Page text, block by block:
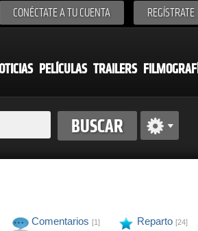
CONÉCTATE A TU CUENTA REGÍSTRATE
PELÍCULAS TRAILERS
Comentarios [1] Reparto [24]